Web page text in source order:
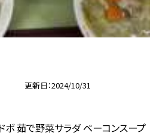
更新日 2024/10/31
ボ 茹で野菜サラダ ベーコンスープ